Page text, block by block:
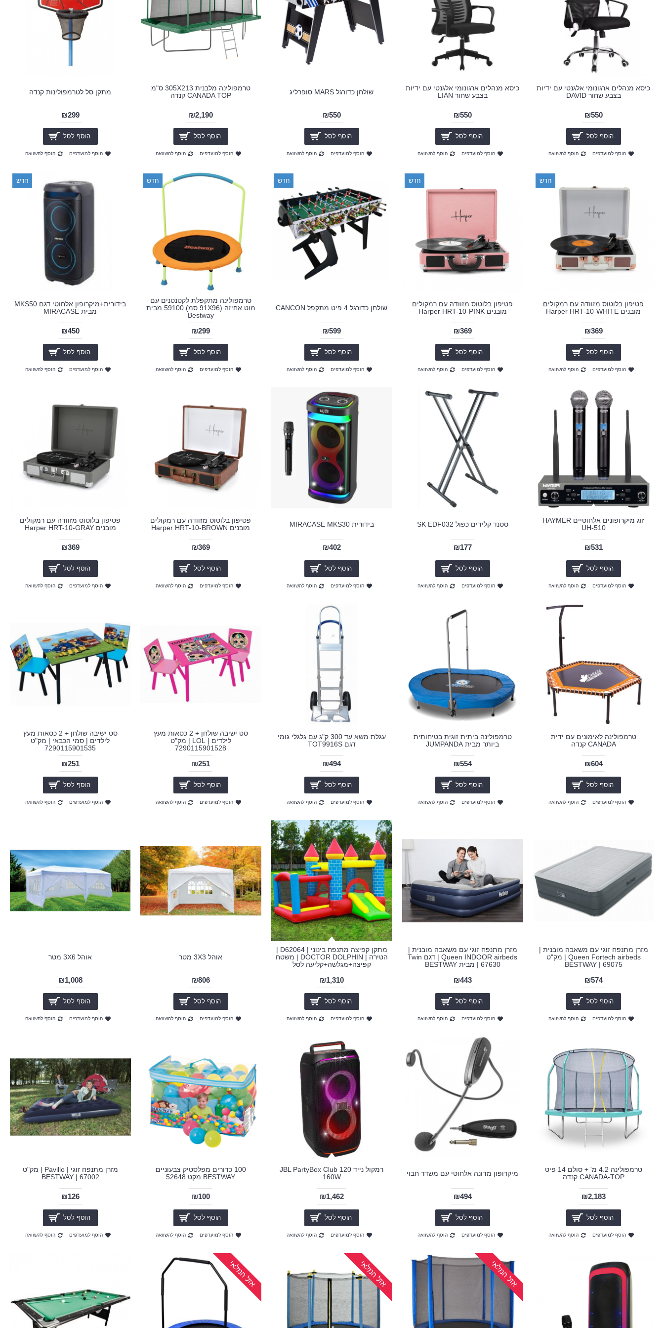
מתקן סל לטרמפולינות קנדה
₪299
הוסף לסל
הוסף למועדפים הוסף להשוואה
טרמפולינה מלבנית 305X213 ס"מ
CANADA TOP קנדה
₪2,190
הוסף לסל
הוסף למועדפים הוסף להשוואה
שולחן כדורגל MARS סופרליג
₪550
הוסף לסל
הוסף למועדפים הוסף להשוואה
כיסא מנהלים ארגונומי אלגנטי עם ידיות
בצבע שחור LIAN
₪550
הוסף לסל
הוסף למועדפים הוסף להשוואה
כיסא מנהלים ארגונומי אלגנטי עם ידיות
בצבע שחור DAVID
₪550
הוסף לסל
הוסף למועדפים הוסף להשוואה
חדש
בידורית+מיקרופון אלחוטי דגם MKS50
מבית MIRACASE
₪450
הוסף לסל
הוסף למועדפים הוסף להשוואה
חדש
טרמפולינה מתקפלת לקטנטנים עם
מוט אחיזה (91X96 סמ) 59100 מבית
Bestway
₪299
הוסף לסל
הוסף למועדפים הוסף להשוואה
חדש
שולחן כדורגל 4 פיט מתקפל CANCON
₪599
הוסף לסל
הוסף למועדפים הוסף להשוואה
חדש
פטיפון בלוטוס מזוודה עם רמקולים
מובנים Harper HRT-10-PINK
₪369
הוסף לסל
הוסף למועדפים הוסף להשוואה
חדש
פטיפון בלוטוס מזוודה עם רמקולים
מובנים Harper HRT-10-WHITE
₪369
הוסף לסל
הוסף למועדפים הוסף להשוואה
פטיפון בלוטוס מזוודה עם רמקולים
מובנים Harper HRT-10-GRAY
₪369
הוסף לסל
הוסף למועדפים הוסף להשוואה
פטיפון בלוטוס מזוודה עם רמקולים
מובנים Harper HRT-10-BROWN
₪369
הוסף לסל
הוסף למועדפים הוסף להשוואה
בידורית MIRACASE MKS30
₪402
הוסף לסל
הוסף למועדפים הוסף להשוואה
סטנד קלידים כפול SK EDF032
₪177
הוסף לסל
הוסף למועדפים הוסף להשוואה
זוג מיקרופונים אלחוטיים HAYMER
UH-510
₪531
הוסף לסל
הוסף למועדפים הוסף להשוואה
סט ישיבה שולחן + 2 כסאות מעץ
לילדים | סמי הכבאי | מק"ט
7290115901535
₪251
הוסף לסל
הוסף למועדפים הוסף להשוואה
סט ישיבה שולחן + 2 כסאות מעץ
לילדים | LOL | מק"ט
7290115901528
₪251
הוסף לסל
הוסף למועדפים הוסף להשוואה
עגלת משא עד 300 ק"ג עם גלגלי גומי
דגם TOT9916S
₪494
הוסף לסל
הוסף למועדפים הוסף להשוואה
טרמפולינה ביתית זוגית בטיחותית
ביותר מבית JUMPANDA
₪554
הוסף לסל
הוסף למועדפים הוסף להשוואה
טרמפולינה לאימונים עם ידית
CANADA קנדה
₪604
הוסף לסל
הוסף למועדפים הוסף להשוואה
אוהל 3X6 מטר
₪1,008
הוסף לסל
הוסף למועדפים הוסף להשוואה
אוהל 3X3 מטר
₪806
הוסף לסל
הוסף למועדפים הוסף להשוואה
מתקן קפיצה מתנפח בינוני | D62064 |
הטירה | DOCTOR DOLPHIN | משטח
קפיצה+מגלשה+קליעה לסל
₪1,310
הוסף לסל
הוסף למועדפים הוסף להשוואה
מזרן מתנפח זוגי עם משאבה מובנית |
Queen INDOOR airbeds | דגם Twin
67630 | מבית BESTWAY
₪443
הוסף לסל
הוסף למועדפים הוסף להשוואה
מזרן מתנפח זוגי עם משאבה מובנית |
Queen Fortech airbeds | מק"ט
69075 | BESTWAY
₪574
הוסף לסל
הוסף למועדפים הוסף להשוואה
מזרן מתנפח זוגי | Pavillo | מק"ט
67002 | BESTWAY
₪126
הוסף לסל
הוסף למועדפים הוסף להשוואה
100 כדורים מפלסטיק צבעוניים
BESTWAY מקט 52648
₪100
הוסף לסל
הוסף למועדפים הוסף להשוואה
רמקול נייד JBL PartyBox Club 120
160W
₪1,462
הוסף לסל
הוסף למועדפים הוסף להשוואה
מיקרופון מדונה אלחוטי עם משדר חבוי
₪494
הוסף לסל
הוסף למועדפים הוסף להשוואה
טרמפולינה 4.2 מ' + סולם 14 פיט
CANADA-TOP קנדה
₪2,183
הוסף לסל
הוסף למועדפים הוסף להשוואה
אזל המלאי אזל המלאי אזל המלאי